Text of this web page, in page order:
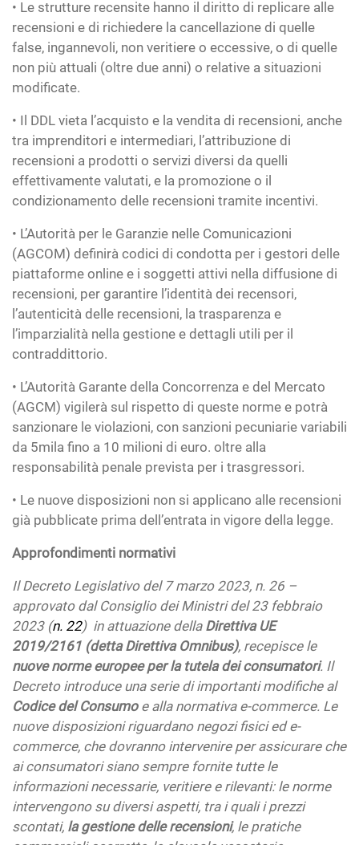
• Le strutture recensite hanno il diritto di replicare alle
recensioni e di richiedere la cancellazione di quelle
false, ingannevoli, non veritiere o eccessive, o di quelle
non più attuali (oltre due anni) o relative a situazioni
modificate.
• Il DDL vieta l’acquisto e la vendita di recensioni, anche
tra imprenditori e intermediari, l’attribuzione di
recensioni a prodotti o servizi diversi da quelli
effettivamente valutati, e la promozione o il
condizionamento delle recensioni tramite incentivi.
• L’Autorità per le Garanzie nelle Comunicazioni
(AGCOM) definirà codici di condotta per i gestori delle
piattaforme online e i soggetti attivi nella diffusione di
recensioni, per garantire l’identità dei recensori,
l’autenticità delle recensioni, la trasparenza e
l’imparzialità nella gestione e dettagli utili per il
contraddittorio.
• L’Autorità Garante della Concorrenza e del Mercato
(AGCM) vigilerà sul rispetto di queste norme e potrà
sanzionare le violazioni, con sanzioni pecuniarie variabili
da 5mila fino a 10 milioni di euro. oltre alla
responsabilità penale prevista per i trasgressori.
• Le nuove disposizioni non si applicano alle recensioni
già pubblicate prima dell’entrata in vigore della legge.
Approfondimenti normativi
Il Decreto Legislativo del 7 marzo 2023, n. 26 –
approvato dal Consiglio dei Ministri del 23 febbraio
2023 (n. 22) in attuazione della Direttiva UE
2019/2161 (detta Direttiva Omnibus), recepisce le
nuove norme europee per la tutela dei consumatori. Il
Decreto introduce una serie di importanti modifiche al
Codice del Consumoe alla normativa e-commerce. Le
nuove disposizioni riguardano negozi fisici ed e-
commerce, che dovranno intervenire per assicurare che
ai consumatori siano sempre fornite tutte le
informazioni necessarie, veritiere e rilevanti: le norme
intervengono su diversi aspetti, tra i quali i prezzi
scontati, la gestione delle recensioni, le pratiche